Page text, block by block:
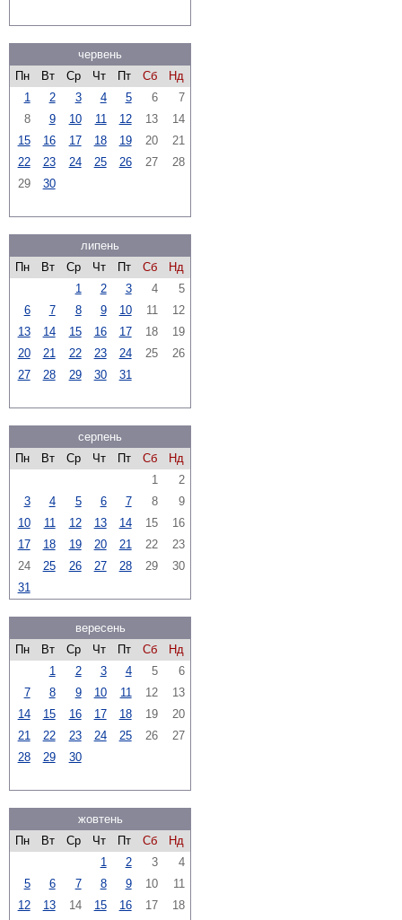
червень
Пн
Вт Ср Чт Пт Сб
Нд
1
2 3 4 5 6
7
8
9 10 11 12 13
14
15
16 17 18 19 20
21
22
23 24 25 26 27
28
29
30
липень
Пн
Вт Ср Чт Пт Сб
Нд
1
2 3 4
5
6
7 8 9 10 11
12
13
14 15 16 17 18
19
20
21 22 23 24 25
26
27
28 29 30 31
серпень
Пн
Вт Ср Чт Пт Сб
Нд
1
2
3
4 5 6 7 8
9
10
11 12 13 14 15
16
17
18 19 20 21 22
23
24
25 26 27 28 29
30
31
вересень
Пн
Вт Ср Чт Пт Сб
Нд
1
2 3 4 5
6
7
8 9 10 11 12
13
14
15 16 17 18 19
20
21
22 23 24 25 26
27
28
29 30
жовтень
Пн
Вт Ср Чт Пт Сб
Нд
1
2 3
4
5
6 7 8 9 10
11
12
13 14 15 16 17
18